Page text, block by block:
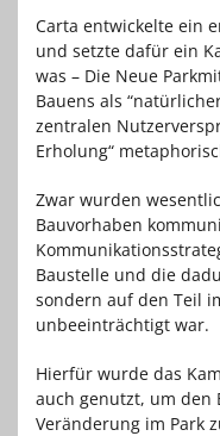
Carta entwickelte ein
und setzte dafür ein
was – Die Neue
Bauens als
zentralen
Erholung“
Zwar wurden
Bauvorhaben
Baustelle und die
sondern auf den Teil
unbeeinträchtigt war.
Hierfür wurde das
auch genutzt, um den
Veränderung im Park